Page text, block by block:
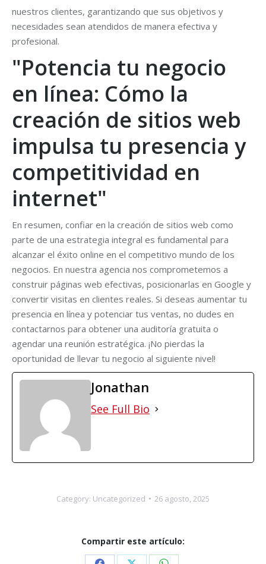
nuestros clientes, garantizando que sus objetivos y
necesidades sean atendidos de manera efectiva y
profesional.
"Potencia tu negocio
en línea: Cómo la
creación de sitios web
impulsa tu presencia y
competitividad en
internet"
En resumen, confiar en la creación de sitios web como
parte de una estrategia integral es fundamental para
alcanzar el éxito online en el competitivo mundo de los
negocios. En nuestra agencia nos comprometemos a
construir páginas web efectivas, posicionarlas en Google y
convertir visitas en clientes reales. Si deseas aumentar tu
presencia en línea y potenciar tus ventas, no dudes en
contactarnos para obtener una auditoría gratuita o
agendar una reunión estratégica. ¡No pierdas la
oportunidad de llevar tu negocio al siguiente nivel!
Jonathan
See Full Bio
Category: Uncategorized 26 agosto, 2025
Compartir este artículo: